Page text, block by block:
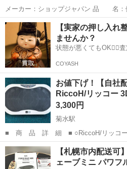
メーカー：ショップジャパン 品 名：
イ ズ：W360mm×H185mm×D385mm 本体重量：
干の擦れなど見られますが、大きなダ
北海道 札幌市 新札幌駅 フィ
ステッパー
【実家の押し入れ
ませんか？
状態が悪くてもOK🙆‍♀️
COYASH
お値下げ！【自社
RiccoH/リッコー
3,300円
菊水駅
■ 商 品 詳 細 ■ ○RiccoH/リッコー ○3D Exa-wave/3Dエクサウ
ェーブ ◯H26-6MA-2418 ○本体サイズ：
◯適応体重：100kgまで ◯ス...
北海道 札幌市 菊水駅 フィッ
エクサウェーブ
【札幌市内配送可
ェーブミニ パワ